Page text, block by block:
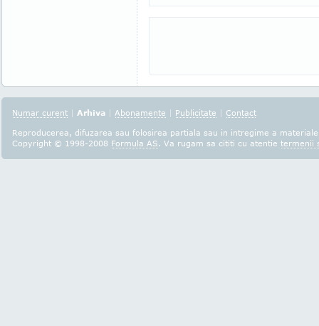
Numar curent | Arhiva | Abonamente | Publicitate | Contact
Reproducerea, difuzarea sau folosirea partiala sau in intregime a
Copyright © 1998-2008 Formula AS. Va rugam sa cititi cu atentie termenii